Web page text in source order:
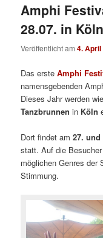
Amphi
28.07. in Köln
Veröffentlicht am4. April
Das ersteAmphi
namensgebenden
Dieses Jahr werden
Tanzbrunnen in Köln
Dort findet am27.
statt. Auf die
möglichen Genres der
Stimmung.